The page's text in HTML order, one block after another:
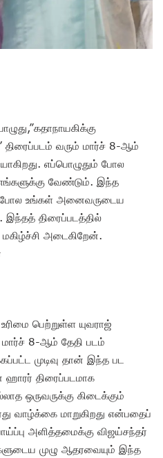
திரைப்படம் வரும் மார்ச் 8-ஆம்
எப்பொழுதும் போல
வேண்டும். இந்த
போல உங்கள் அனைவருடைய
திரைப்படத்தில்
மகிழ்ச்சி அடைகிறேன்.
பெற்றுள்ள யுவராஜ்
மார்ச் 8-ஆம் தேதி படம்
முடிவு தான் இந்த பட
ஹாரர் திரைப்படமாக
ஒருவருக்கு கிடைக்கும்
வாழ்க்கை மாறுகிறது என்பதைப்
அளித்தமைக்கு விஜய்சந்தர்
முழு ஆதரவையும் இந்த